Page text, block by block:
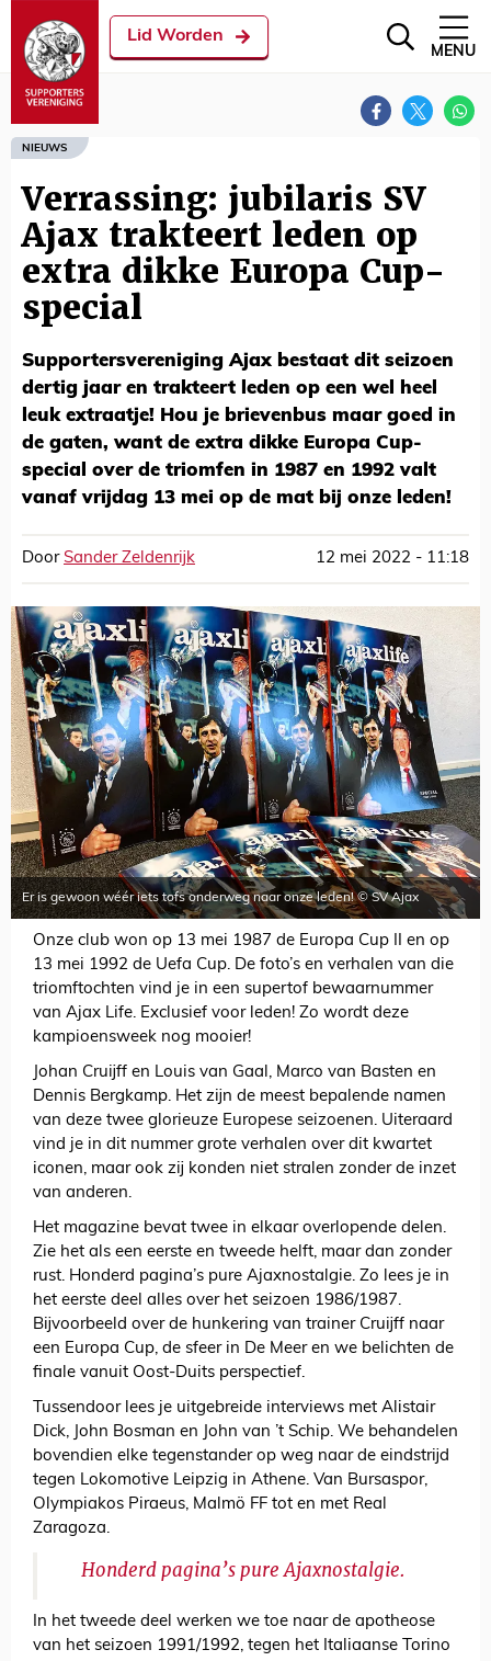
Lid Worden
MENU
NIEUWS
Verrassing: jubilaris SV
Ajax trakteert leden op
extra dikke Europa Cup-
special
Supportersvereniging Ajax bestaat dit seizoen
dertig jaar en trakteert leden op een wel heel
leuk extraatje! Hou je brievenbus maar goed in
de gaten, want de extra dikke Europa Cup-
special over de triomfen in 1987 en 1992 valt
vanaf vrijdag 13 mei op de mat bij onze leden!
Door Sander Zeldenrijk 12 mei 2022 - 11:18
Er is gewoon wéér iets tofs onderweg naar onze leden! © SV Ajax
Onze club won op 13 mei 1987 de Europa Cup II en op
13 mei 1992 de Uefa Cup. De foto’s en verhalen van die
triomftochten vind je in een supertof bewaarnummer
van Ajax Life. Exclusief voor leden! Zo wordt deze
kampioensweek nog mooier!
Johan Cruijff en Louis van Gaal, Marco van Basten en
Dennis Bergkamp. Het zijn de meest bepalende namen
van deze twee glorieuze Europese seizoenen. Uiteraard
vind je in dit nummer grote verhalen over dit kwartet
iconen, maar ook zij konden niet stralen zonder de inzet
van anderen.
Het magazine bevat twee in elkaar overlopende delen.
Zie het als een eerste en tweede helft, maar dan zonder
rust. Honderd pagina’s pure Ajaxnostalgie. Zo lees je in
het eerste deel alles over het seizoen 1986/1987.
Bijvoorbeeld over de hunkering van trainer Cruijff naar
een Europa Cup, de sfeer in De Meer en we belichten de
finale vanuit Oost-Duits perspectief.
Tussendoor lees je uitgebreide interviews met Alistair
Dick, John Bosman en John van ’t Schip. We behandelen
bovendien elke tegenstander op weg naar de eindstrijd
tegen Lokomotive Leipzig in Athene. Van Bursaspor,
Olympiakos Piraeus, Malmö FF tot en met Real
Zaragoza.
Honderd pagina’s pure Ajaxnostalgie.
In het tweede deel werken we toe naar de apotheose
van het seizoen 1991/1992, tegen het Italiaanse Torino